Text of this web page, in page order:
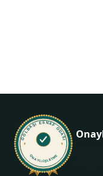
GÖLBAŞI ESNAF ODASI
ONAYLI İŞLETME